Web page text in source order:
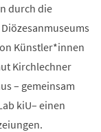
durch die
Künstler*innen
Kirchlechner
– gemeinsam
kiU– einen